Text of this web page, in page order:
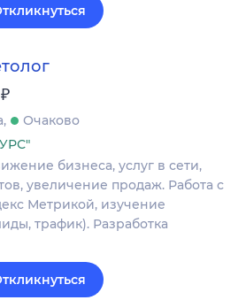
₽
Очаково
бизнеса, услуг в сети,
увеличение продаж. Работа с
Метрикой, изучение
трафик). Разработка